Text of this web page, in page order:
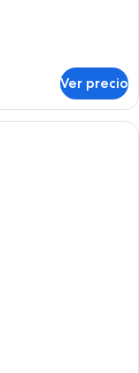
Ver precio